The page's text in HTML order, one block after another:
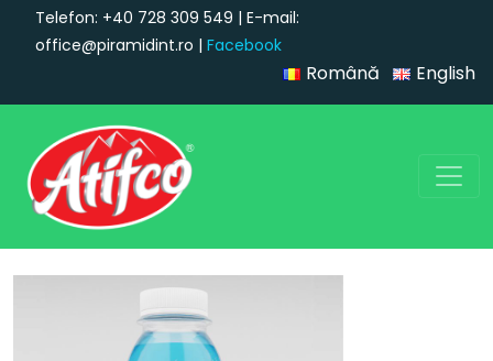
Telefon: +40 728 309 549 | E-mail:
office@piramidint.ro | Facebook
Română English
Navigare principală